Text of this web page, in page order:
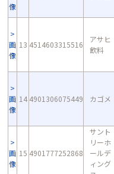
像
画
像
13 4514603315516
アサヒ
飲料
画
像
14 4901306075449 カゴメ
画
像
15 4901777252868
サント
リーホ
ールデ
ィング